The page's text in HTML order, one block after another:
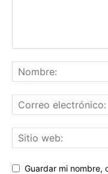
Guardar mi nombre,